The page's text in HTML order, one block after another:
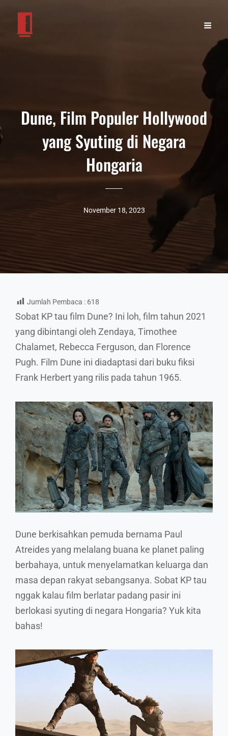
Dune, Film Populer Hollywood
yang Syuting di Negara
Hongaria
November 18, 2023
Jumlah Pembaca : 618
Sobat KP tau film Dune? Ini loh, film tahun 2021
yang dibintangi oleh Zendaya, Timothee
Chalamet, Rebecca Ferguson, dan Florence
Pugh. Film Dune ini diadaptasi dari buku fiksi
Frank Herbert yang rilis pada tahun 1965.
Dune berkisahkan pemuda bernama Paul
Atreides yang melalang buana ke planet paling
berbahaya, untuk menyelamatkan keluarga dan
masa depan rakyat sebangsanya. Sobat KP tau
nggak kalau film berlatar padang pasir ini
berlokasi syuting di negara Hongaria? Yuk kita
bahas!